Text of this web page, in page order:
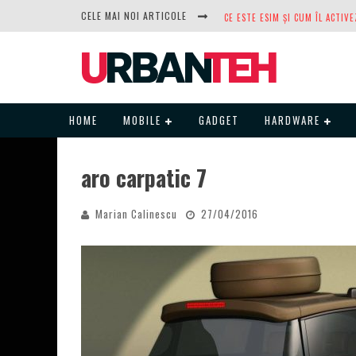
CELE MAI NOI ARTICOLE
DUPĂ ANI DE REFUZURI,
HOME MOBILE GADGET HARDWARE
aro carpatic 7
Marian Calinescu 27/04/2016